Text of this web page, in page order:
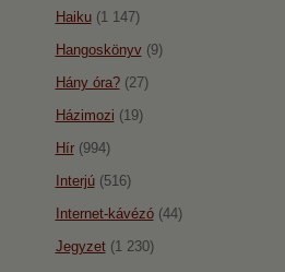
Haiku(1 147)
Hangoskönyv(9)
Hány óra?(27)
Házimozi (19)
Hír(994)
Interjú(516)
Internet-kávézó(44)
Jegyzet(1 230)